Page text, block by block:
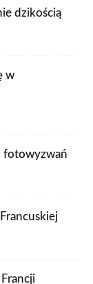
Portugalia
Singapur
dzikością
w
fotowyzwań